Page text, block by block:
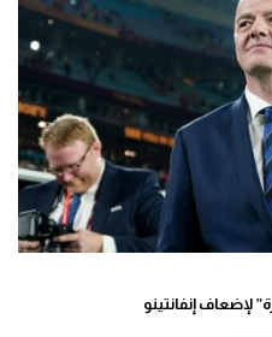
لإضعاف إنفانتينو